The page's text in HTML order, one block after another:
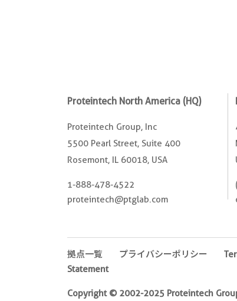
Proteintech North America (HQ)
Proteintech Group, Inc
5500 Pearl Street, Suite 400
Rosemont, IL 60018, USA
1-888-478-4522
proteintech@ptglab.com
拠点一覧 プライバシーポリシー
Statement
Copyright © 2002-2025 Proteintech